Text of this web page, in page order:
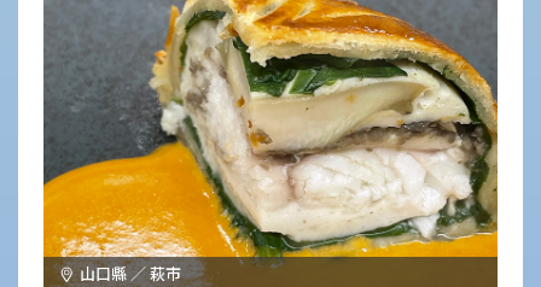
山口縣 ／ 萩市